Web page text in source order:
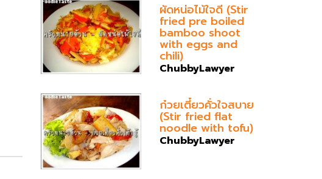
ผัดหน่อไม้ใจดี (Stir
fried pre boiled
bamboo shoot
with eggs and
chili)
ChubbyLawyer
ก๋วยเตี๋ยวคั่วใจสบาย
(Stir fried flat
noodle with tofu)
ChubbyLawyer